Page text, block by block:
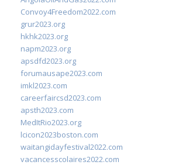
Convoy4Freedom2022.com
grur2023.org
hkhk2023.org
napm2023.org
apsdfd2023.org
forumausape2023.com
imkl2023.com
careerfaircsd2023.com
apsth2023.com
MedItRio2023.org
lcicon2023boston.com
waitangidayfestival2022.com
vacancesscolaires2022.com